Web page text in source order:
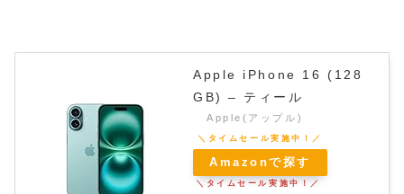
Apple iPhone 16 (128
GB) – ティール
Apple(アップル)
Amazonで探す